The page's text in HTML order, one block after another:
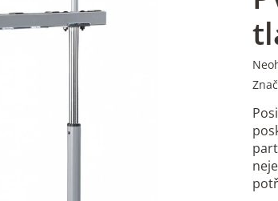
je
0,0
z
5